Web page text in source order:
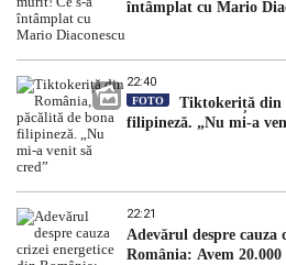
întâmplat cu Mario
22:40
FOTO
Tiktokeriță din
filipineză. „Nu mi-a
22:21
Adevărul despre cauza
România: Avem